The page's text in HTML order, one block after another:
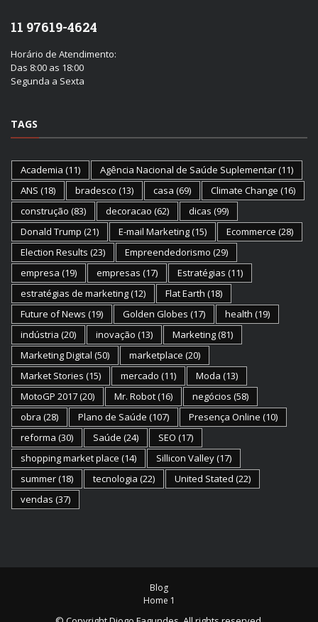
11 97619-4624
Horário de Atendimento:
Das 8:00 as 18:00
Segunda a Sexta
TAGS
Academia (11) Agência Nacional de Saúde Suplementar(11)
ANS (18) bradesco (13) casa (69) Climate Change (16)
construção (83) decoracao (62) dicas (99)
Donald Trump (21) E-mail Marketing(15) Ecommerce (28)
Election Results (23) Empreendedorismo (29)
empresa (19) empresas (17) Estratégias (11)
estratégias de marketing(12) Flat Earth (18)
Future of News (19) Golden Globes (17) health (19)
indústria (20) inovação (13) Marketing(81)
Marketing Digital (50) marketplace (20)
Market Stories (15) mercado (11) Moda (13)
MotoGP 2017(20) Mr. Robot(16) negócios (58)
obra (28) Plano de Saúde (107) Presença Online (10)
reforma (30) Saúde (24) SEO (17)
shopping market place (14) Sillicon Valley(17)
summer(18) tecnologia (22) United Stated (22)
vendas (37)
Blog
Home 1